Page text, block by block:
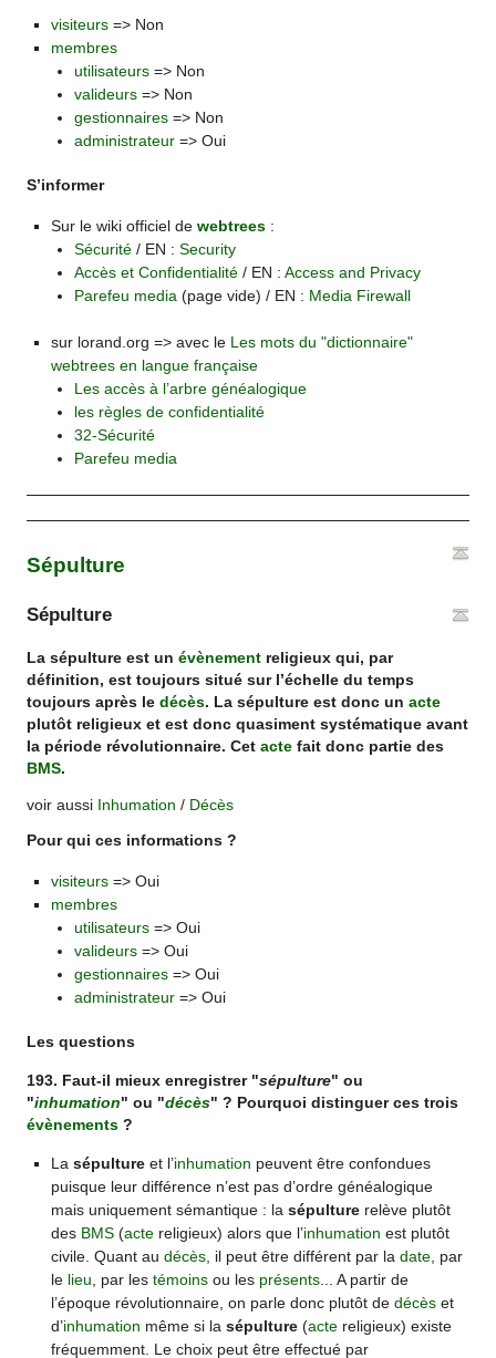
visiteurs=> Non
membres
utilisateurs => Non
valideurs => Non
gestionnaires => Non
administrateur => Oui
S’informer
Sur le wiki officiel de webtrees:
Sécurité / EN :Security
Accès et Confidentialité / EN :Access and Privacy
Parefeu media (page vide) / EN : Media Firewall
sur lorand.org => avec le Les mots du "dictionnaire"
webtrees en langue française
Les accès à l’arbre généalogique
les règles de confidentialité
32-Sécurité
Parefeu media
Sépulture
Sépulture
La sépulture est unévènement religieux qui, par
définition, est toujours situé sur l’échelle du temps
toujours après ledécès. La sépulture est donc unacte
plutôt religieux et est donc quasiment systématique avant
la période révolutionnaire. Cetacte fait donc partie des
BMS.
voir aussi Inhumation / Décès
Pour qui ces informations ?
visiteurs=> Oui
membres
utilisateurs => Oui
valideurs => Oui
gestionnaires => Oui
administrateur => Oui
Les questions
193. Faut-il mieux enregistrer "sépulture" ou
"inhumation" ou "décès" ? Pourquoi distinguer ces trois
évènements ?
La sépultureet l’inhumation peuvent être confondues
puisque leur différence n’est pas d’ordre généalogique
mais uniquement sémantique : la sépulturerelève plutôt
des BMS(actereligieux) alors que l’inhumation est plutôt
civile. Quant au décès, il peut être différent par la date, par
le lieu , par les témoinsou les présents... A partir de
l’époque révolutionnaire, on parle donc plutôt de décèset
d’inhumation même si la sépulture(actereligieux) existe
fréquemment. Le choix peut être effectué par